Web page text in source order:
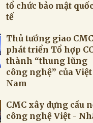
tổ chức bảo mật quốc
tế
Thủ tướng giao CMC
phát triển Tổ hợp
thành “thung lũng
công nghệ” của Việt
Nam
CMC xây dựng cầu
công nghệ Việt -